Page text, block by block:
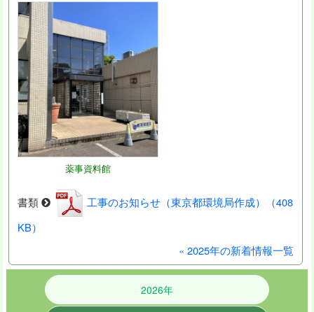
薬事資料館
書類
工事のお知らせ（東京都環境局作成）（408
KB）
« 2025年の新着情報一覧
2026年